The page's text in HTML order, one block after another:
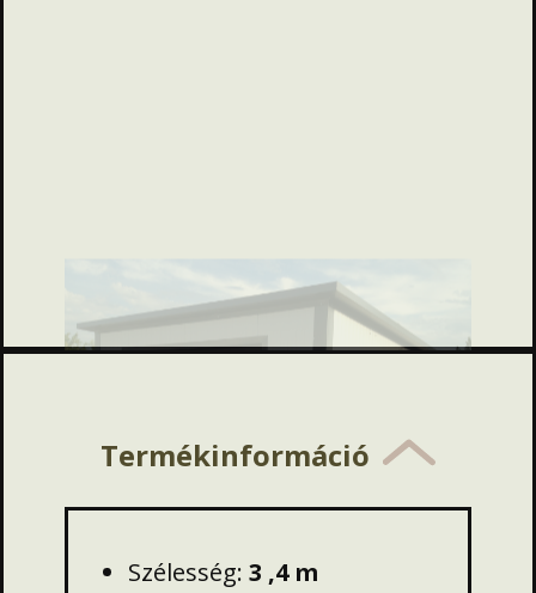
Termékinformáció
Szélesség: 3 ,4 m